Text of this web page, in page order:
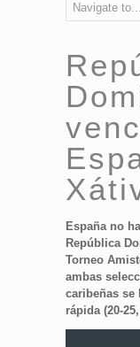
Navigate to...
España no
República
Torneo
ambas
caribeñas
rápida (20-